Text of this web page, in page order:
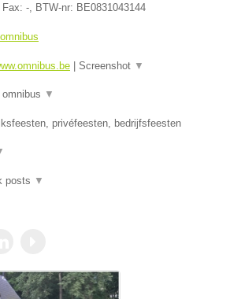
, Fax: - , BTW-nr: BE0831043144
| Screenshot ▼
▼
privéfeesten, bedrijfsfeesten
posts ▼